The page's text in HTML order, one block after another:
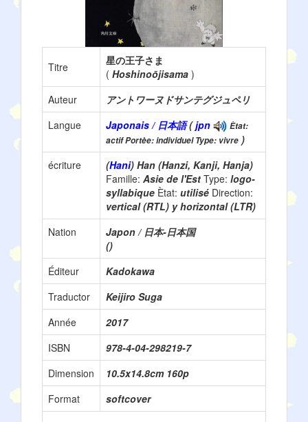
Titre
星の王子さま
( Hoshinoōjisama )
Auteur
アントワーヌドサンテグジュペリ
Langue
Japonais / 日本語(jpn
Ètat:
actif Portèe: individuel Type: vivre )
écriture
(Hani) Han (Hanzi, Kanji, Hanja)
Famille: Asie de l'Est Type: logo-
syllabique Ètat: utilisé Direction:
vertical (RTL) y horizontal (LTR)
Nation
Japon / 日本-日本国
()
Éditeur
Kadokawa
Traductor
Keijiro Suga
Année
2017
ISBN
978-4-04-298219-7
Dimension
10.5x14.8cm 160p
Format
softcover